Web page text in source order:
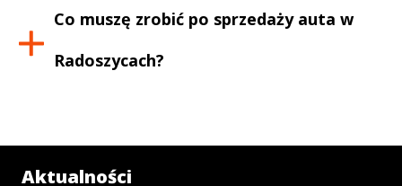
Co muszę zrobić po sprzedaży auta w
Radoszycach?
Aktualności